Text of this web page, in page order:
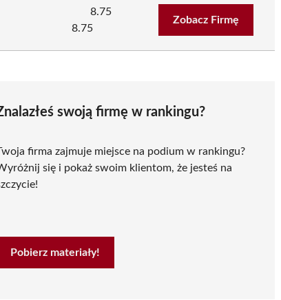
8.75
8.75
Zobacz Firmę
swoją firmę w rankingu?
firma zajmuje miejsce na podium w rankingu?
się i pokaż swoim klientom, że jesteś na
Pobierz materiały!